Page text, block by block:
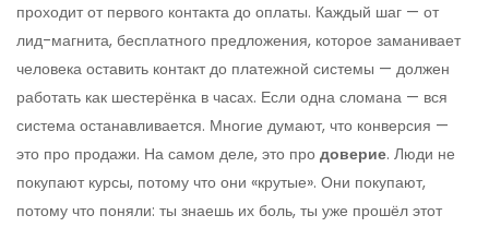
проходит от первого контакта до оплаты. Каждый шаг — от
лид-магнита, бесплатного предложения, которое заманивает
человека оставить контактдо платежной системы — должен
работать как шестерёнка в часах. Если одна сломана — вся
система останавливается. Многие думают, что конверсия —
это про продажи. На самом деле, это про доверие. Люди не
покупают курсы, потому что они «крутые». Они покупают,
потому что поняли: ты знаешь их боль, ты уже прошёл этот